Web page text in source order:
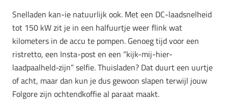
Snelladen kan-ie natuurlijk ook. Met een DC-laadsnelheid
tot 150 kWzit je in een halfuurtje weer flink wat
kilometers in de accu te pompen. Genoeg tijd voor een
ristretto, een Insta-post en een “kijk-mij-hier-
laadpaalheld-zijn” selfie. Thuisladen? Dat duurt een uurtje
of acht, maar dan kun je dus gewoon slapen terwijl jouw
Folgore zijn ochtendkoffie al paraat maakt.